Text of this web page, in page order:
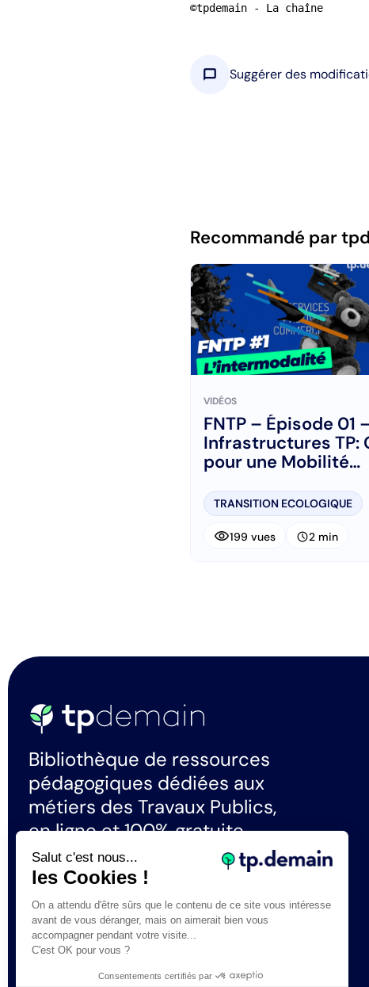
©tpdemain - La chaîne
chat_bubble Suggérer des
Recommandé par
VIDÉOS
FNTP – Épisode 01
Infrastructures TP:
pour une Mobilité
Intermodale
TRANSITION ECOLOGIQUE
visibility199 vues schedule2 min
Bibliothèque de ressources
pédagogiques dédiées aux
métiers des Travaux Publics,
en ligne et 100% gratuite.
titre de la catégorie d'actions suivante :
Actions de formation
Salut c'est nous...
les Cookies !
On a attendu d'être sûrs que le contenu de ce site vous intéresse
avant de vous déranger, mais on aimerait bien vous
accompagner pendant votre visite...
C'est OK pour vous ?
Consentements certifiés par